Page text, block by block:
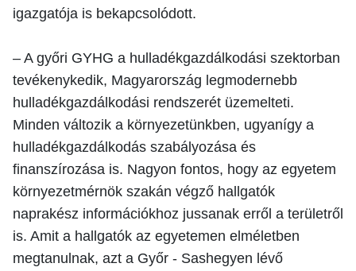
igazgatója is bekapcsolódott.
– A győri GYHG a hulladékgazdálkodási szektorban
tevékenykedik, Magyarország legmodernebb
hulladékgazdálkodási rendszerét üzemelteti.
Minden változik a környezetünkben, ugyanígy a
hulladékgazdálkodás szabályozása és
finanszírozása is. Nagyon fontos, hogy az egyetem
környezetmérnök szakán végző hallgatók
naprakész információkhoz jussanak erről a területről
is. Amit a hallgatók az egyetemen elméletben
megtanulnak, azt a Győr - Sashegyen lévő